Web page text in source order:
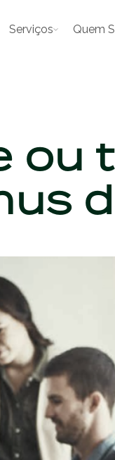
Serviços Quem
ou